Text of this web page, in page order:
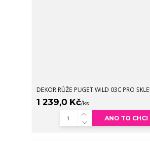
DEKOR RŮŽE PUGET.WILD 03C PRO
1 239,0 Kč/ks
ANO TO CHCI